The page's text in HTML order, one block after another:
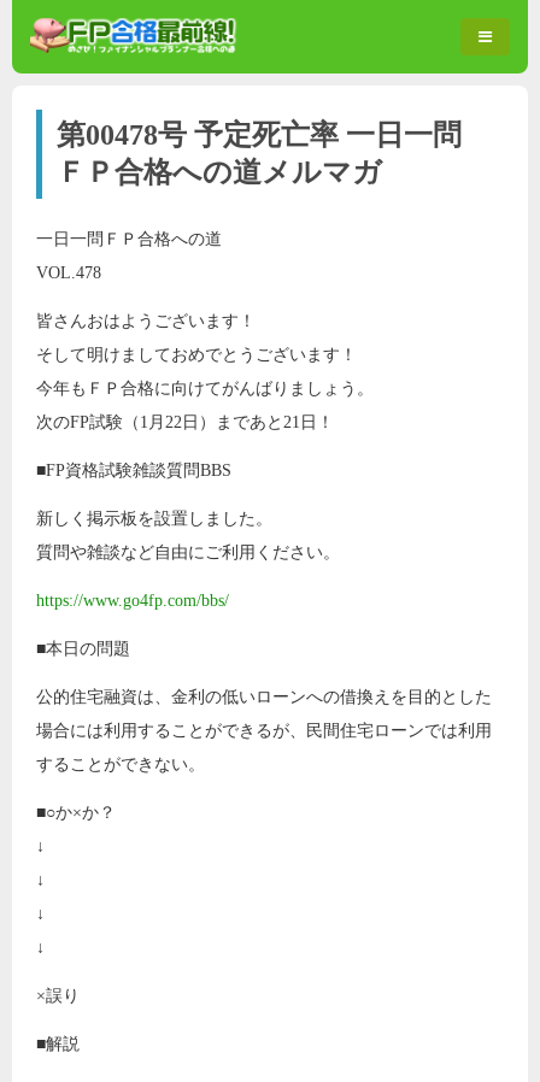
第00478号 予定死亡率 一日一問
ＦＰ合格への道メルマガ
一日一問ＦＰ合格への道
VOL.478
皆さんおはようございます！
そして明けましておめでとうございます！
今年もＦＰ合格に向けてがんばりましょう。
次のFP試験（1月22日）まであと21日！
■FP資格試験雑談質問BBS
新しく掲示板を設置しました。
質問や雑談など自由にご利用ください。
https://www.go4fp.com/bbs/
■本日の問題
公的住宅融資は、金利の低いローンへの借換えを目的とした
場合には利用することができるが、民間住宅ローンでは利用
することができない。
■○か×か？
↓
↓
↓
↓
×誤り
■解説